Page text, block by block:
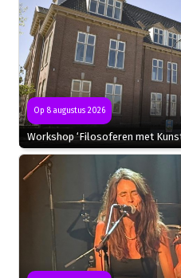
Op 8 augustus 2026
Workshop ‘Filosoferen met